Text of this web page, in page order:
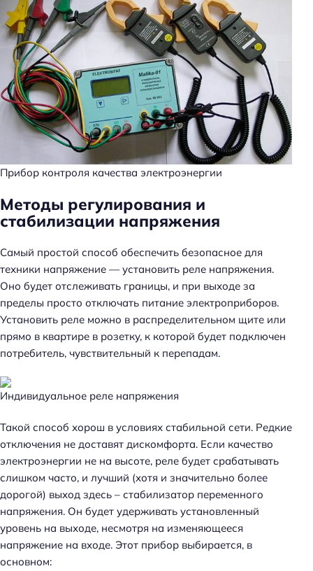
Прибор контроля качества электроэнергии
Методы регулирования и
стабилизации напряжения
Самый простой способ обеспечить безопасное для
техники напряжение — установить реле напряжения.
Оно будет отслеживать границы, и при выходе за
пределы просто отключать питание электроприборов.
Установить реле можно в распределительном щите или
прямо в квартире в розетку, к которой будет подключен
потребитель, чувствительный к перепадам.
Индивидуальное реле напряжения
Такой способ хорош в условиях стабильной сети. Редкие
отключения не доставят дискомфорта. Если качество
электроэнергии не на высоте, реле будет срабатывать
слишком часто, и лучший (хотя и значительно более
дорогой) выход здесь – стабилизатор переменного
напряжения. Он будет удерживать установленный
уровень на выходе, несмотря на изменяющееся
напряжение на входе. Этот прибор выбирается, в
основном: